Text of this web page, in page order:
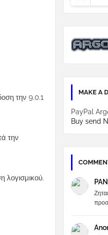
την 9.0.1
την
λογισμικού.
MAKE A
PayPal
Buy send